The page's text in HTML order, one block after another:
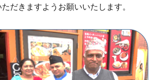
だきますようお願いいたします。